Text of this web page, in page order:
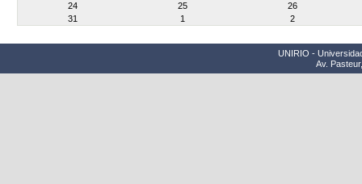
24
25
26
31
1 2
UNIRIO -
Av.